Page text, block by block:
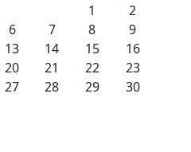
1
2
6 7 8
9
13 14 15
16
20 21 22
23
27 28 29
30